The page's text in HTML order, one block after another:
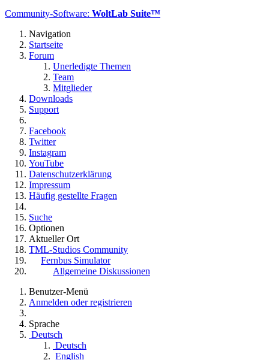
Community-Software: WoltLab Suite™
Navigation
Startseite
Forum
Unerledigte Themen
Team
Mitglieder
Downloads
Support
Facebook
Twitter
Instagram
YouTube
Datenschutzerklärung
Impressum
Häufig gestellte Fragen
Suche
Optionen
Aktueller Ort
TML-Studios Community
Fernbus Simulator
Allgemeine Diskussionen
Benutzer-Menü
Anmelden oder registrieren
Sprache
Deutsch
Deutsch
English